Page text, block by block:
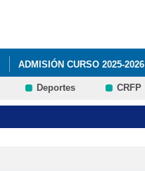
ADMISIÓN CURSO 2025-2026
Deportes CRFP